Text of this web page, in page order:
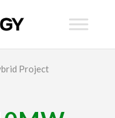
Project